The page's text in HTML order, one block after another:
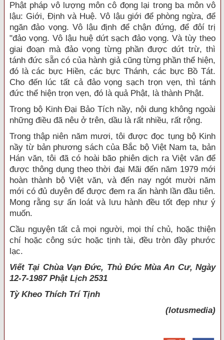
Phật pháp vô lượng môn cô đọng lại trong ba môn vô
lậu: Giới, Định và Huệ. Vô lậu giới để phòng ngừa, để
ngăn đảo vọng. Vô lậu định để chận đứng, để đôí trị
"đảo vọng. Vô lậu huệ dứt sạch đảo vọng. Và tùy theo
giai đoạn mà đảo vọng từng phần được dứt trừ, thì
tánh đức sẵn có của hành giả cũng từng phần thể hiện,
đó là các bực Hiền, các bực Thánh, các bực Bồ Tát.
Cho đến lúc tất cả đảo vọng sạch trọn vẹn, thì tánh
đức thể hiện trọn vẹn, đó là quả Phật, là thành Phật.
Trong bộ Kinh Đại Bảo Tích nầy, nội dung không ngoài
những điều đã nêu ở trên, dầu là rất nhiều, rất rộng.
Trong thập niên năm mươi, tôi được đọc tụng bộ Kinh
nầy từ bản phương sách của Bắc bộ Việt Nam ta, bản
Hán văn, tôi đã có hoài bão phiên dịch ra Việt văn để
được thông dụng theo thời đại Mãi đến năm 1979 mới
hoàn thành bộ Việt văn, và đến nay ngót mười năm
mới có đủ duyên để được đem ra ấn hành lần đầu tiên.
Mong rằng sự ấn loát và lưu hành đều tốt đẹp như ý
muốn.
Cầu nguyện tất cả mọi người, mọi thí chủ, hoặc thiện
chí hoặc công sức hoặc tịnh tài, đều tròn đầy phước
lạc.
Viết Tại Chùa Vạn Đức, Thủ Đức Mùa An Cư, Ngày
12-7-1987 Phật Lịch 2531
Tỳ Kheo Thích Trí Tịnh
(lotusmedia)